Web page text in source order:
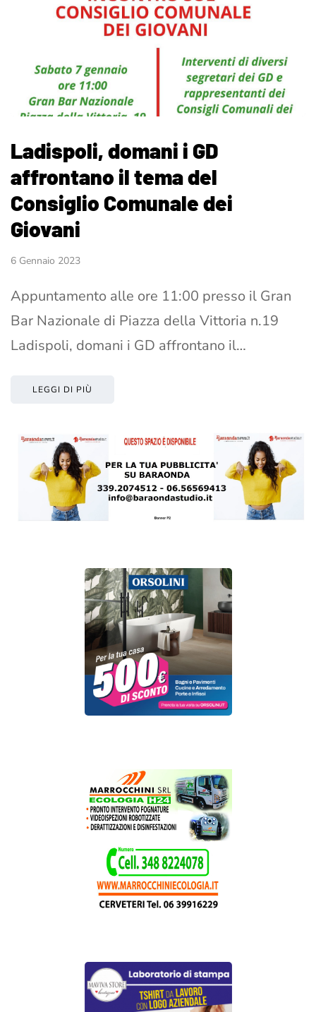
Ladispoli, domani i GD
affrontano il tema del
Consiglio Comunale dei
Giovani
6 Gennaio 2023
Appuntamento alle ore 11:00 presso il Gran
Bar Nazionale di Piazza della Vittoria n.19
Ladispoli, domani i GD affrontano il…
LEGGI DI PIÙ